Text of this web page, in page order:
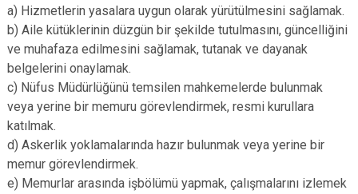
a) Hizmetlerin yasalara uygun olarak yürütülmesini sağlamak.
b) Aile kütüklerinin düzgün bir şekilde tutulmasını, güncelliğini
ve muhafaza edilmesini sağlamak, tutanak ve dayanak
belgelerini onaylamak.
c) Nüfus Müdürlüğünü temsilen mahkemelerde bulunmak
veya yerine bir memuru görevlendirmek, resmi kurullara
katılmak.
d) Askerlik yoklamalarında hazır bulunmak veya yerine bir
memur görevlendirmek.
e) Memurlar arasında işbölümü yapmak, çalışmalarını izlemek